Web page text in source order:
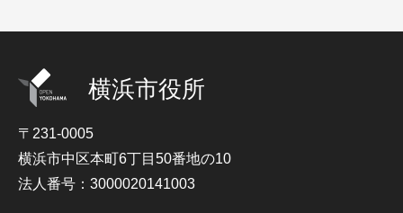
横浜市役所
〒231-0005
横浜市中区本町6丁目50番地の10
法人番号：3000020141003